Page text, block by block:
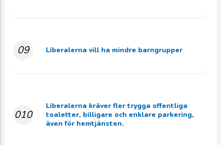
09 Liberalerna vill ha mindre barngrupper
010
Liberalerna kräver fler trygga offentliga
toaletter, billigare och enklare parkering,
även för hemtjänsten.